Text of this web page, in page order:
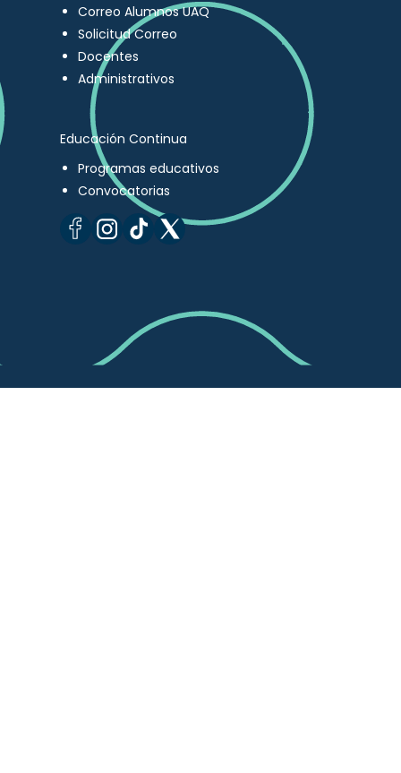
Correo Alumnos UAQ
Solicitud Correo
Docentes
Administrativos
Educación Continua
Programas educativos
Convocatorias